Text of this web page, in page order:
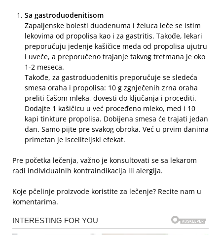
Sa gastroduodenitisom
Zapaljenske bolesti duodenuma i želuca leče se istim
lekovima od propolisa kao i za gastritis. Takođe, lekari
preporučuju jedenje kašičice meda od propolisa ujutru
i uveče, a preporučeno trajanje takvog tretmana je oko
1-2 meseca.
Takođe, za gastroduodenitis preporučuje se sledeća
smesa oraha i propolisa: 10 g zgnječenih zrna oraha
preliti čašom mleka, dovesti do ključanja i procediti.
Dodajte 1 kašičicu u već proceđeno mleko, med i 10
kapi tinkture propolisa. Dobijena smesa će trajati jedan
dan. Samo pijte pre svakog obroka. Već u prvim danima
primetan je isceliteljski efekat.
Pre početka lečenja, važno je konsultovati se sa lekarom
radi individualnih kontraindikacija ili alergija.
Koje pčelinje proizvode koristite za lečenje? Recite nam u
komentarima.